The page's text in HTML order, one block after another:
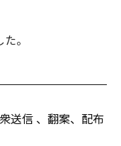
。
送信 、翻案、配布